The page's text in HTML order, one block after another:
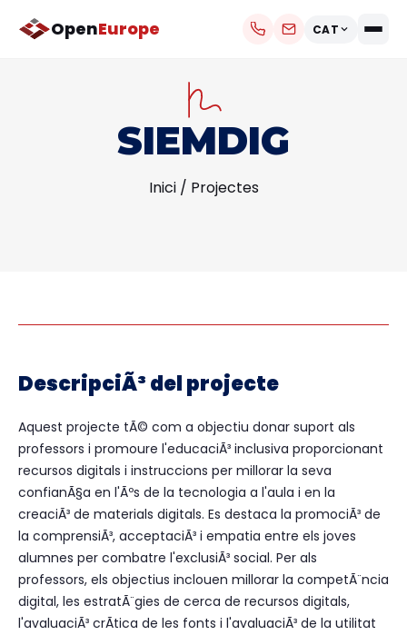
OpenEurope CAT
SIEMDIG
Inici / Projectes
DescripciÃ³ del projecte
Aquest projecte tÃ© com a objectiu donar suport als
professors i promoure l'educaciÃ³ inclusiva proporcionant
recursos digitals i instruccions per millorar la seva
confianÃ§a en l'Ãºs de la tecnologia a l'aula i en la
creaciÃ³ de materials digitals. Es destaca la promociÃ³ de
la comprensiÃ³, acceptaciÃ³ i empatia entre els joves
alumnes per combatre l'exclusiÃ³ social. Per als
professors, els objectius inclouen millorar la competÃ¨ncia
digital, les estratÃ¨gies de cerca de recursos digitals,
l'avaluaciÃ³ crÃ­tica de les fonts i l'avaluaciÃ³ de la utilitat